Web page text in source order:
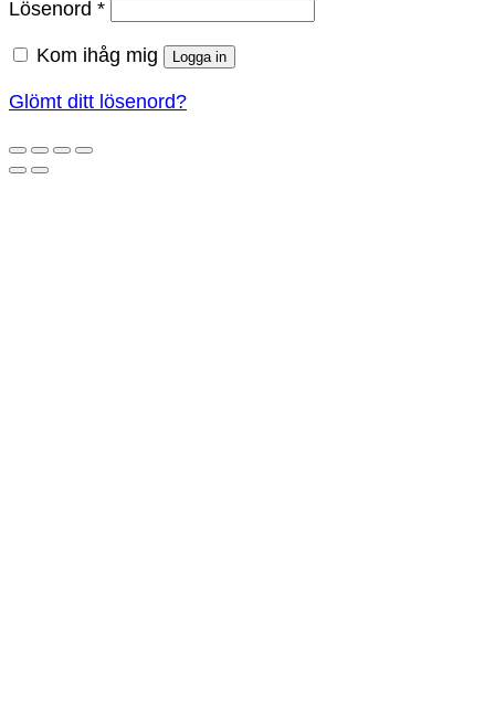
Lösenord *Obligatoriskt
Kom ihåg mig Logga in
Glömt ditt lösenord?